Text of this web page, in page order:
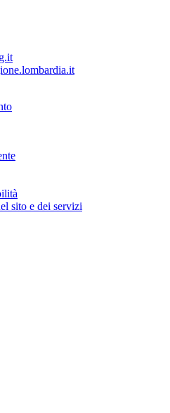
sito e dei servizi